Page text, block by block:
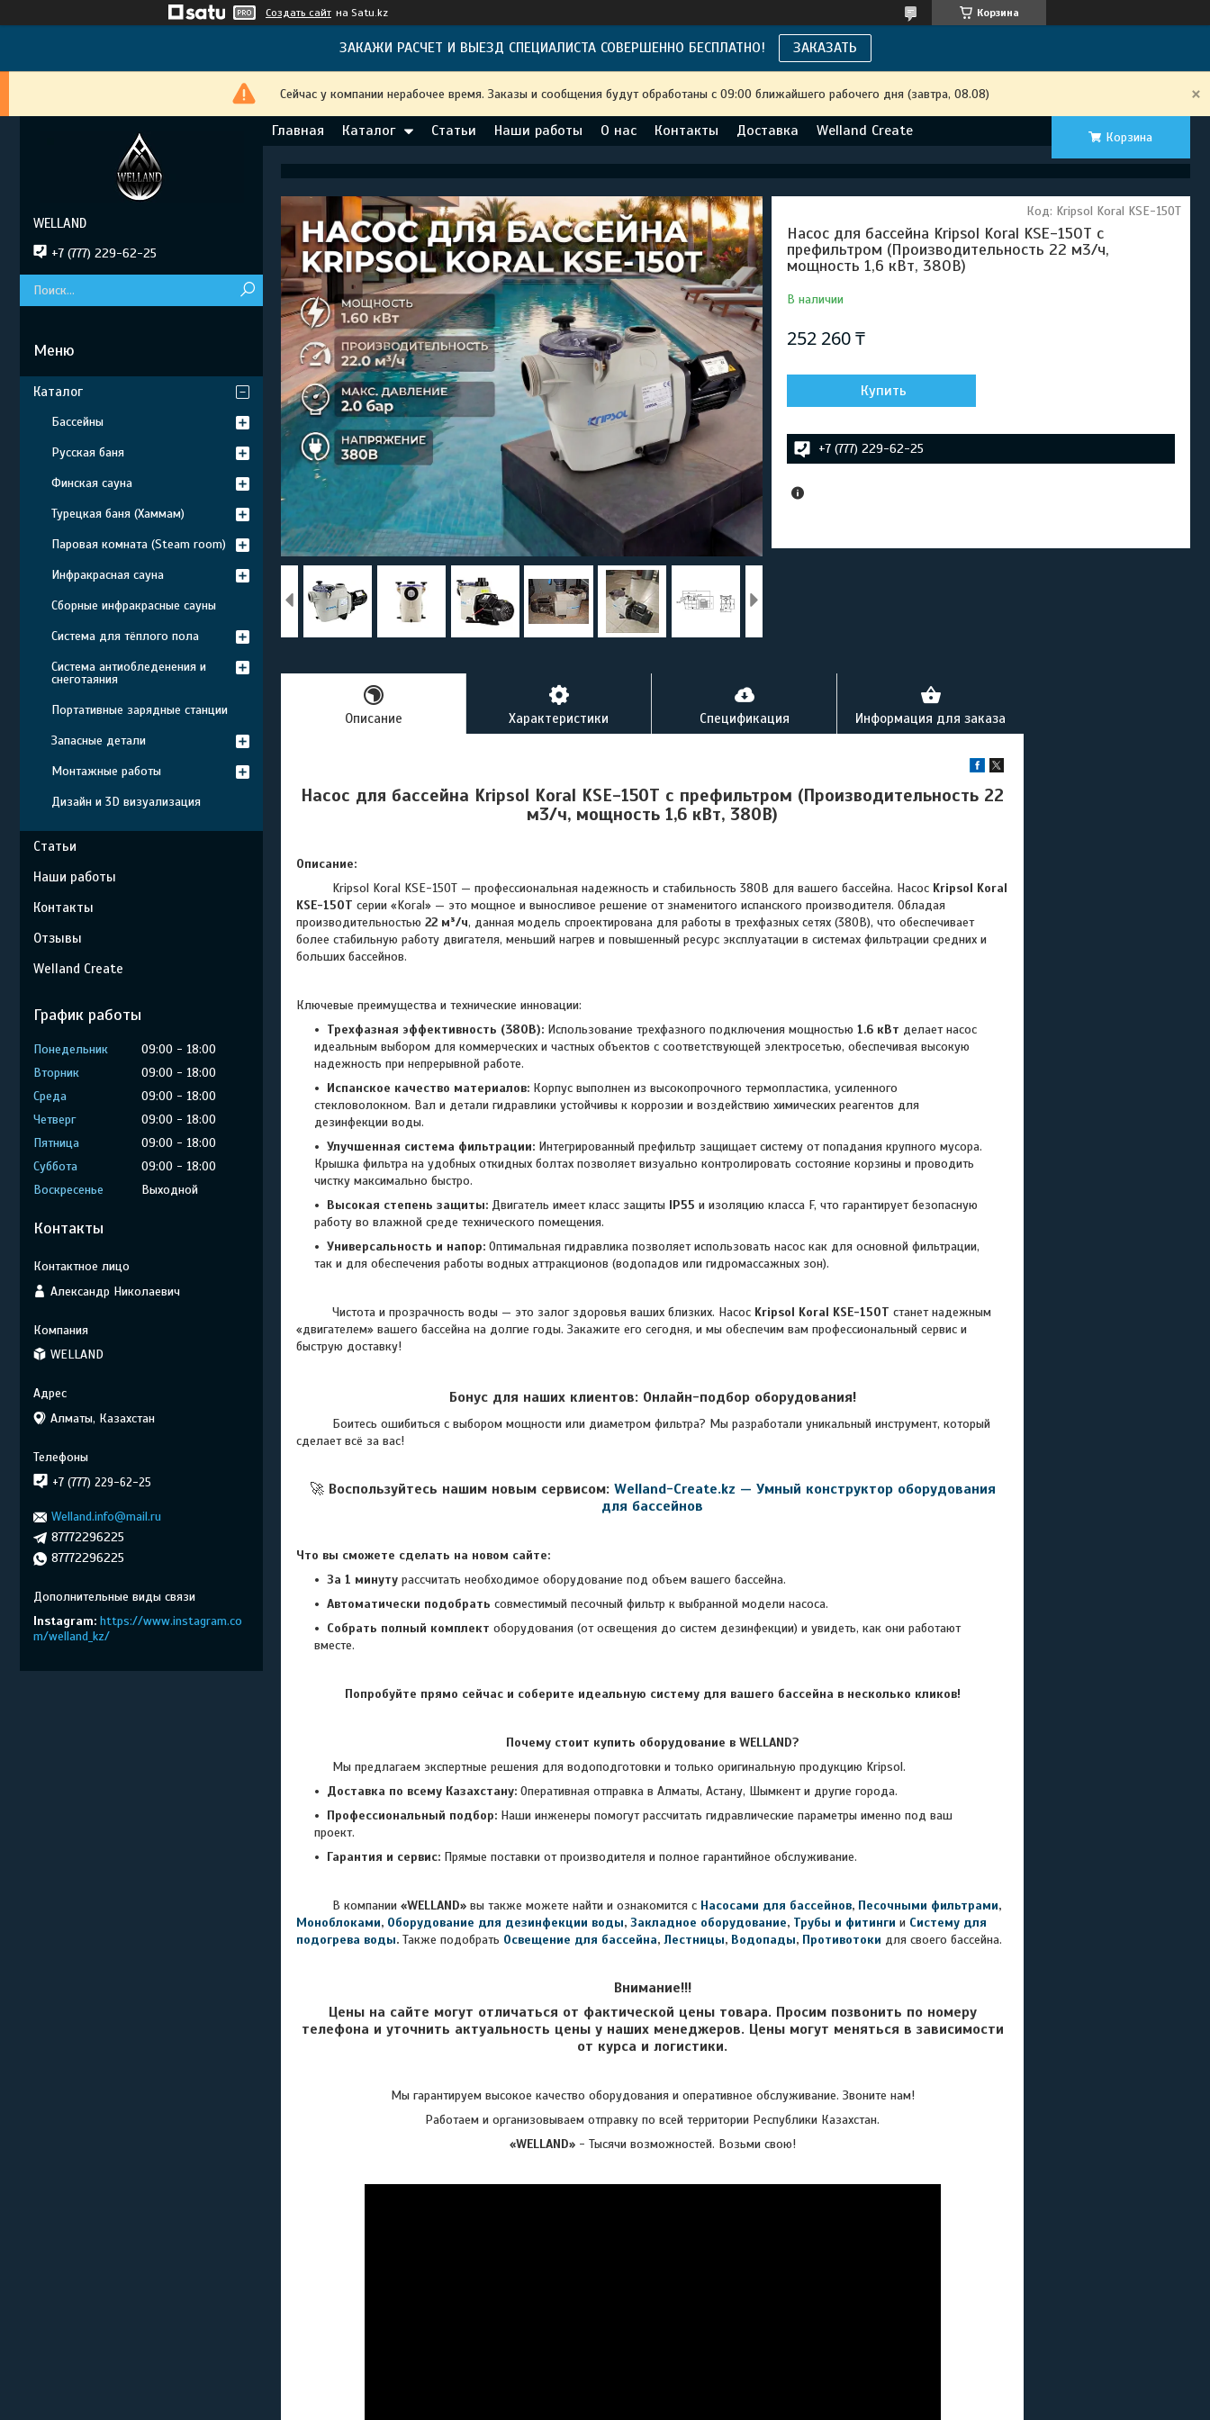
Создать сайт на Satu.kz Корзина
ЗАКАЖИ РАСЧЕТ И ВЫЕЗД СПЕЦИАЛИСТА СОВЕРШЕННО БЕСПЛАТНО! ЗАКАЗАТЬ
Сейчас у компании нерабочее время. Заказы и сообщения будут обработаны с 09:00 ближайшего рабочего дня (завтра, 08.08)
Главная Каталог Статьи Наши работы О нас Контакты Доставка Welland Create Корзина
Насос для бассейна Kripsol Koral KSE-150T c
префильтром (Производительность 22 м3/ч,
мощность 1,6 кВт, 380В)
В наличии
Код: Kripsol Koral KSE-150T
252 260 ₸
Купить
+7 (777) 229-62-25
Описание Характеристики Спецификация Информация для заказа
Насос для бассейна Kripsol Koral KSE-150T c префильтром (Производительность 22
м3/ч, мощность 1,6 кВт, 380В)
Описание:
Kripsol Koral KSE-150T — профессиональная надежность и стабильность 380В для вашего бассейна. Насос Kripsol Koral
KSE-150T серии «Koral» — это мощное и выносливое решение от знаменитого испанского производителя. Обладая
производительностью 22 м³/ч, данная модель спроектирована для работы в трехфазных сетях (380В), что обеспечивает
более стабильную работу двигателя, меньший нагрев и повышенный ресурс эксплуатации в системах фильтрации средних и
больших бассейнов.
Ключевые преимущества и технические инновации:
Трехфазная эффективность (380В): Использование трехфазного подключения мощностью 1.6 кВт делает насос
идеальным выбором для коммерческих и частных объектов с соответствующей электросетью, обеспечивая высокую
надежность при непрерывной работе.
Испанское качество материалов: Корпус выполнен из высокопрочного термопластика, усиленного
стекловолокном. Вал и детали гидравлики устойчивы к коррозии и воздействию химических реагентов для
дезинфекции воды.
Улучшенная система фильтрации: Интегрированный префильтр защищает систему от попадания крупного мусора.
Крышка фильтра на удобных откидных болтах позволяет визуально контролировать состояние корзины и проводить
чистку максимально быстро.
Высокая степень защиты: Двигатель имеет класс защиты IP55 и изоляцию класса F, что гарантирует безопасную
работу во влажной среде технического помещения.
Универсальность и напор: Оптимальная гидравлика позволяет использовать насос как для основной фильтрации,
так и для обеспечения работы водных аттракционов (водопадов или гидромассажных зон).
Чистота и прозрачность воды — это залог здоровья ваших близких. Насос Kripsol Koral KSE-150T станет надежным
«двигателем» вашего бассейна на долгие годы. Закажите его сегодня, и мы обеспечим вам профессиональный сервис и
быструю доставку!
Бонус для наших клиентов: Онлайн-подбор оборудования!
Боитесь ошибиться с выбором мощности или диаметром фильтра? Мы разработали уникальный инструмент, который
сделает всё за вас!
🚀 Воспользуйтесь нашим новым сервисом: Welland-Create.kz — Умный конструктор оборудования
для бассейнов
Что вы сможете сделать на новом сайте:
За 1 минуту рассчитать необходимое оборудование под объем вашего бассейна.
Автоматически подобрать совместимый песочный фильтр к выбранной модели насоса.
Собрать полный комплект оборудования (от освещения до систем дезинфекции) и увидеть, как они работают
вместе.
Попробуйте прямо сейчас и соберите идеальную систему для вашего бассейна в несколько кликов!
Почему стоит купить оборудование в WELLAND?
Мы предлагаем экспертные решения для водоподготовки и только оригинальную продукцию Kripsol.
Доставка по всему Казахстану: Оперативная отправка в Алматы, Астану, Шымкент и другие города.
Профессиональный подбор: Наши инженеры помогут рассчитать гидравлические параметры именно под ваш
проект.
Гарантия и сервис: Прямые поставки от производителя и полное гарантийное обслуживание.
В компании «WELLAND» вы также можете найти и ознакомится с Насосами для бассейнов, Песочными фильтрами,
Моноблоками, Оборудование для дезинфекции воды, Закладное оборудование, Трубы и фитинги и Систему для
подогрева воды. Также подобрать Освещение для бассейна, Лестницы, Водопады, Противотоки для своего бассейна.
Внимание!!!
Цены на сайте могут отличаться от фактической цены товара. Просим позвонить по номеру
телефона и уточнить актуальность цены у наших менеджеров. Цены могут меняться в зависимости
от курса и логистики.
Мы гарантируем высокое качество оборудования и оперативное обслуживание. Звоните нам!
Работаем и организовываем отправку по всей территории Республики Казахстан.
«WELLAND»- Тысячи возможностей. Возьми свою!
WELLAND
+7 (777) 229-62-25
Каталог
Бассейны
Русская баня
Финская сауна
Турецкая баня (Хаммам)
Паровая комната (Steam room)
Инфракрасная сауна
Сборные инфракрасные сауны
Система для тёплого пола
Система антиобледенения и
снеготаяния
Портативные зарядные станции
Запасные детали
Монтажные работы
Дизайн и 3D визуализация
Статьи
Наши работы
Контакты
Отзывы
Welland Create
График работы
Понедельник 09:00
18:00
Вторник
09:00
18:00
Среда
09:00
18:00
Четверг
09:00
18:00
Пятница
09:00
18:00
Суббота
09:00
18:00
Воскресенье
Выходной
Контакты
Александр Николаевич
WELLAND
Алматы, Казахстан
+7 (777) 229-62-25
Welland.info@mail.ru
87772296225
87772296225
Instagram https://www.instagram.co
m/welland_kz/